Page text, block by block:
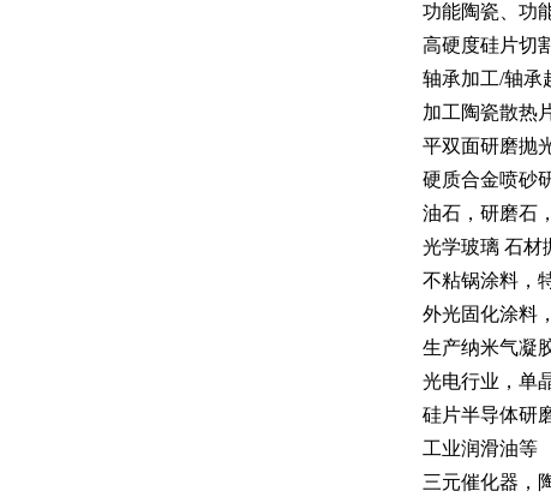
功能陶瓷、功
高硬度硅片切
轴承加工/轴承
加工陶瓷散热
平双面研磨抛
硬质合金喷砂
油石，研磨石
光学玻璃 石材
不粘锅涂料，
外光固化涂料
生产纳米气凝
光电行业，单
硅片半导体研
工业润滑油等
三元催化器，